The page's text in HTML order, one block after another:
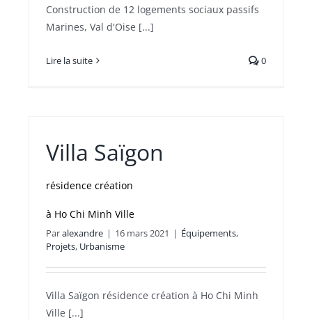
Construction de 12 logements sociaux passifs
Marines, Val d'Oise [...]
Lire la suite 0
Villa Saïgon
résidence création
à Ho Chi Minh Ville
Paralexandre | 16 mars 2021 | Équipements,
Projets, Urbanisme
Villa Saïgon résidence création à Ho Chi Minh
Ville [...]